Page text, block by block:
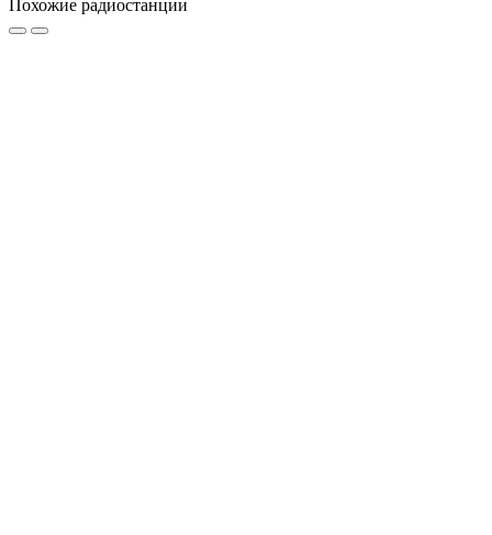
Похожие радиостанции